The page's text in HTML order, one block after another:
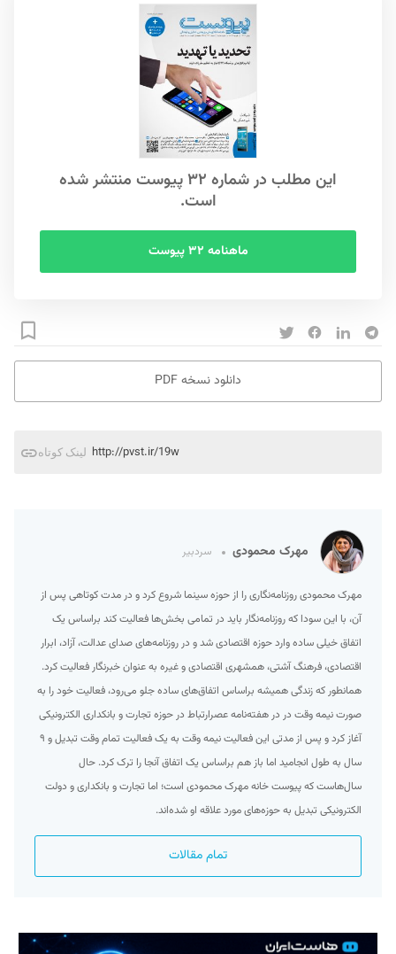
این مطلب در شماره ۳۲ پیوست منتشر شده
است.
ماهنامه ۳۲ پیوست
دانلود نسخه PDF
لینک کوتاه http://pvst.ir/19w
مهرک محمودی سردبیر
مهرک محمودی روزنامه‌نگاری را از حوزه سینما شروع کرد و در مدت کوتاهی پس از
آن، با این سودا که روزنامه‌نگار باید در تمامی بخش‌ها فعالیت کند براساس یک
اتفاق خیلی ساده وارد حوزه اقتصادی شد و در روزنامه‌های صدای عدالت، آزاد، ابرار
اقتصادی، فرهنگ آشتی، همشهری اقتصادی و غیره به عنوان خبرنگار فعالیت کرد.
همانطور که زندگی همیشه براساس اتفاق‌های ساده جلو می‌رود، فعالیت خود را به
صورت نیمه وقت در در هفته‌نامه عصرارتباط در حوزه تجارت و بانکداری الکترونیکی
آغاز کرد و پس از مدتی این فعالیت نیمه وقت به یک فعالیت تمام وقت تبدیل و ۹
سال به طول انجامید اما باز هم براساس یک اتفاق آنجا را ترک کرد. حال
سال‌هاست که پیوست خانه مهرک محمودی است؛ اما تجارت و بانکداری و دولت
الکترونیکی تبدیل به حوزه‌های مورد علاقه او شده‌اند.
تمام مقالات